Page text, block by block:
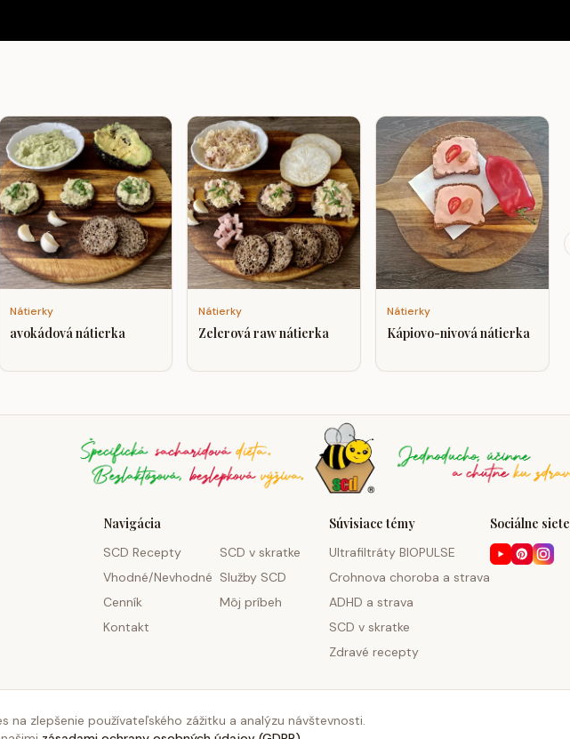
na zlepšenie používateľského zážitku a analýzu návštevnosti.
Nátierky
avokádová nátierka
Nátierky
Zelerová raw nátierka
Nátierky
Kápiovo-nivová nátierka
Navigácia
SCD Recepty
SCD v skratke
Vhodné/Nevhodné Služby SCD
Cenník
Môj príbeh
Kontakt
Súvisiace témy
Ultrafiltráty BIOPULSE
Crohnova choroba a strava
ADHD a strava
SCD v skratke
Zdravé recepty
Sociálne siete
©2026Monosacharid.sk. Všetky práva vyhradené.